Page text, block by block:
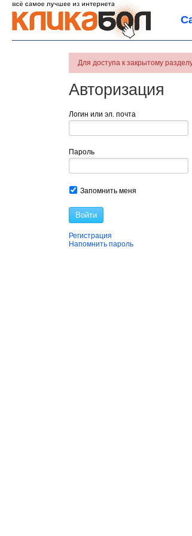
Для доступа к закрытому
Авторизация
Логин или эл. почта
Пароль
Запомнить меня
Войти
Регистрация
Напомнить пароль